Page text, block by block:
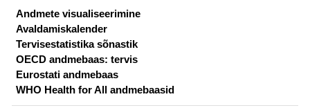
Andmete visualiseerimine
Avaldamiskalender
Tervisestatistika sõnastik
OECD andmebaas: tervis
Eurostati andmebaas
WHO Health for All andmebaasid